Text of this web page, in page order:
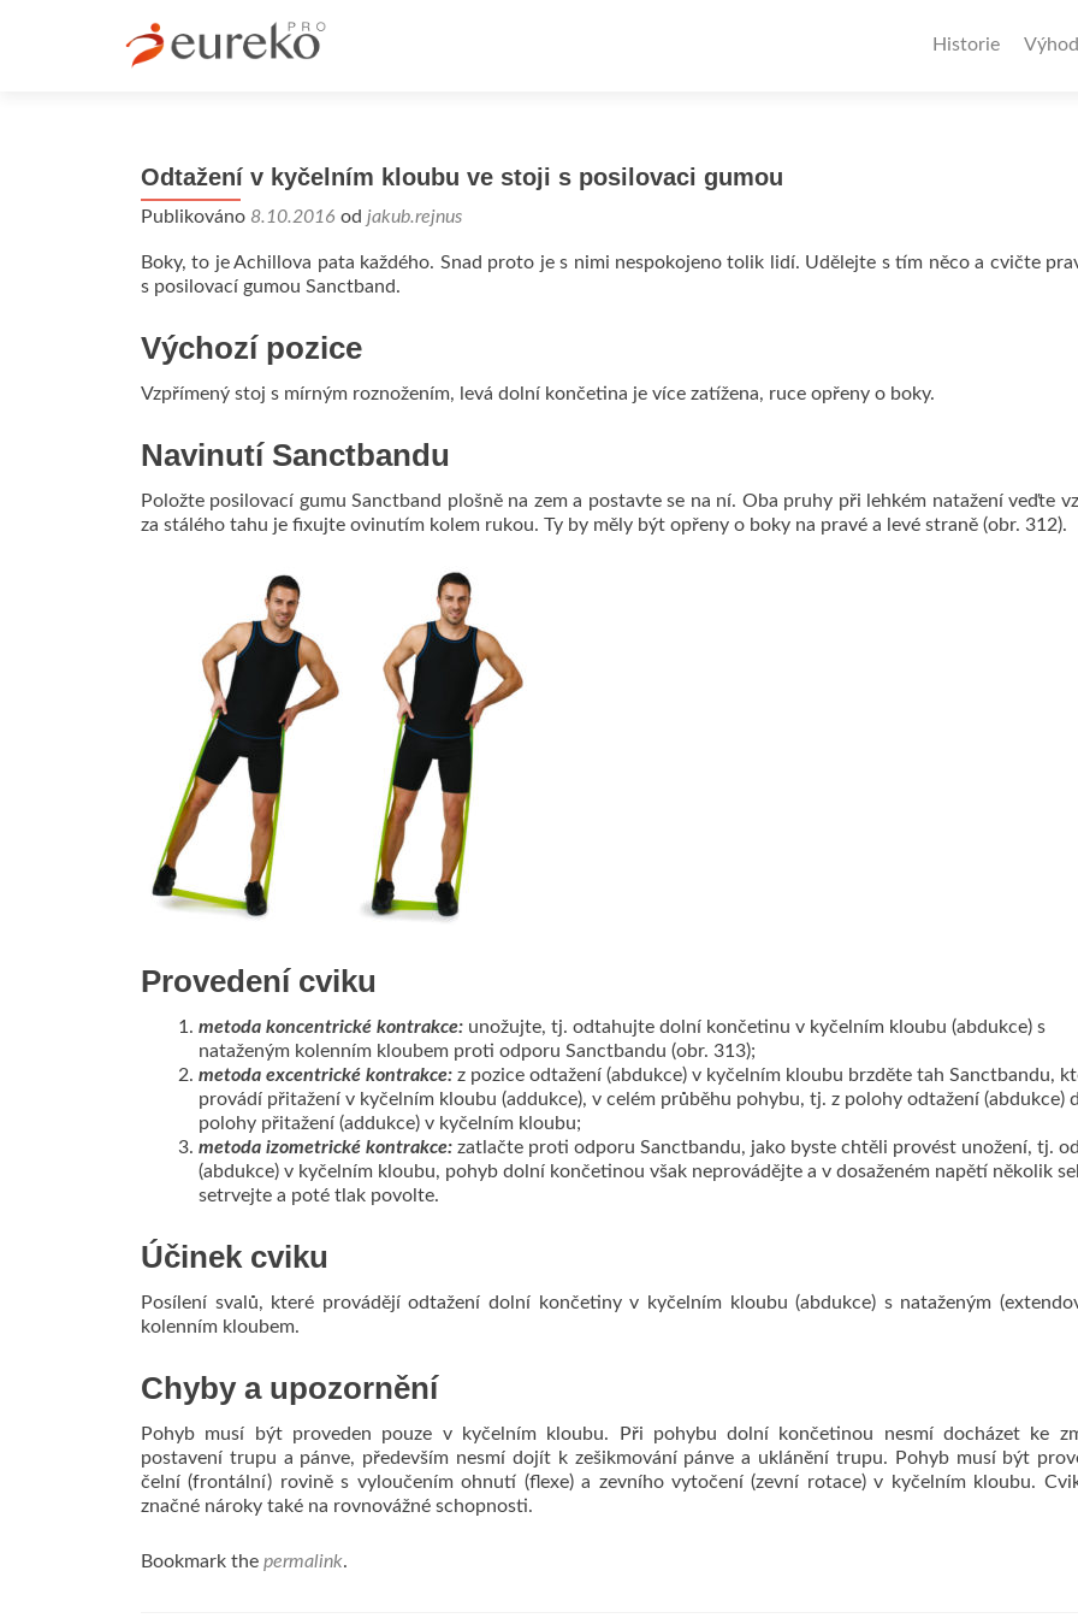
Historie
Odtažení v kyčelním kloubu ve stoji s posilovaci gumou
Publikováno 8.10.2016 od jakub.rejnus
Boky, to je Achillova pata každého. Snad proto je s nimi nespokojeno tolik lidí. Udělejte s tím něco a cvičte
s posilovací gumou Sanctband.
Výchozí pozice
Vzpřímený stoj s mírným roznožením, levá dolní končetina je více zatížena, ruce opřeny o boky.
Navinutí Sanctbandu
Položte posilovací gumu Sanctband plošně na zem a postavte se na ní. Oba pruhy při lehkém natažení veďte
za stálého tahu je fixujte ovinutím kolem rukou. Ty by měly být opřeny o boky na pravé a levé straně (obr. 312).
Provedení cviku
metoda koncentrické kontrakce: unožujte, tj. odtahujte dolní končetinu v kyčelním kloubu (abdukce) s
nataženým kolenním kloubem proti odporu Sanctbandu (obr. 313);
metoda excentrické kontrakce: z pozice odtažení (abdukce) v kyčelním kloubu brzděte tah Sanctbandu,
provádí přitažení v kyčelním kloubu (addukce), v celém průběhu pohybu, tj. z polohy odtažení (abdukce)
polohy přitažení (addukce) v kyčelním kloubu;
metoda izometrické kontrakce: zatlačte proti odporu Sanctbandu, jako byste chtěli provést unožení, tj.
(abdukce) v kyčelním kloubu, pohyb dolní končetinou však neprovádějte a v dosaženém napětí několik
setrvejte a poté tlak povolte.
Účinek cviku
Posílení svalů, které provádějí odtažení dolní končetiny v kyčelním kloubu (abdukce) s nataženým
kolenním kloubem.
Chyby a upozornění
Pohyb musí být proveden pouze v kyčelním kloubu. Při pohybu dolní končetinou nesmí docházet ke
postavení trupu a pánve, především nesmí dojít k zešikmování pánve a uklánění trupu. Pohyb musí být
čelní (frontální) rovině s vyloučením ohnutí (flexe) a zevního vytočení (zevní rotace) v kyčelním kloubu.
značné nároky také na rovnovážné schopnosti.
Bookmark the permalink.